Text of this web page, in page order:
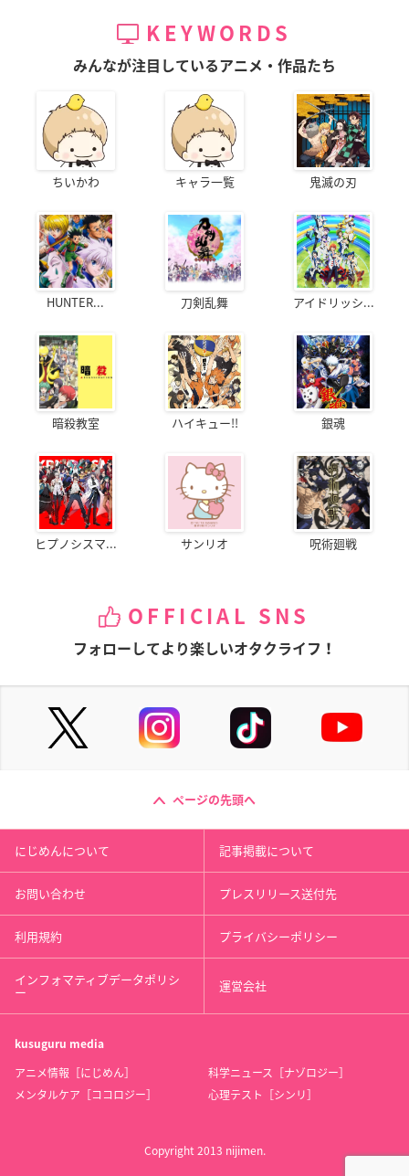
KEYWORDS
みんなが注目しているアニメ・作品たち
ちいかわ キャラ一覧 鬼滅の刃
HUNTER... 刀剣乱舞 アイドリッシ...
暗殺教室 ハイキュー!! 銀魂
ヒプノシスマ... サンリオ 呪術廻戦
OFFICIAL SNS
フォローしてより楽しいオタクライフ！
ページの先頭へ
にじめんについて 記事掲載について
お問い合わせ プレスリリース送付先
利用規約 プライバシーポリシー
インフォマティブデータポリシ
ー 運営会社
kusuguru media
アニメ情報［にじめん］
科学ニュース［ナゾロジー］
メンタルケア［ココロジー］
心理テスト［シンリ］
Copyright 2013 nijimen.